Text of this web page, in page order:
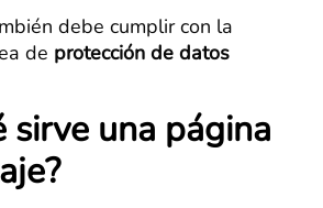
debe cumplir con la
de protección de datos
sirve una página